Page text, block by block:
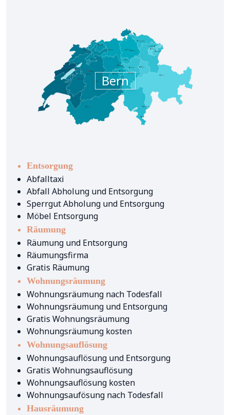
Bern
Entsorgung
Abfalltaxi
Abfall Abholung und Entsorgung
Sperrgut Abholung und Entsorgung
Möbel Entsorgung
Räumung
Räumung und Entsorgung
Räumungsfirma
Gratis Räumung
Wohnungsräumung
Wohnungsräumung nach Todesfall
Wohnungsräumung und Entsorgung
Gratis Wohnungsräumung
Wohnungsräumung kosten
Wohnungsauflösung
Wohnungsauflösung und Entsorgung
Gratis Wohnungsauflösung
Wohnungsauflösung kosten
Wohnungsaufösung nach Todesfall
Hausräumung